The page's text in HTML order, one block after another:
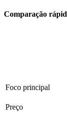
Comparação
Foco principal
Preço